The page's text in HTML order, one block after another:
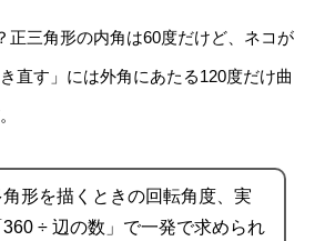
正三角形の内角は60度だけど、ネコが
直す」には外角にあたる120度だけ曲
角形を描くときの回転角度、実
360 ÷ 辺の数」で一発で求められ